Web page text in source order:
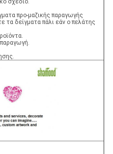
σχέδιο.
προ-μαζικής παραγωγής
τα δείγματα πάλι εάν ο πελάτης